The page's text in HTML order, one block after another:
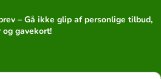
– Gå ikke glip af personlige tilbud,
og gavekort!